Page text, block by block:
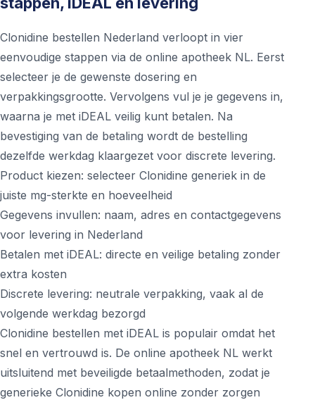
Clonidine bestellen Nederland verloopt in vier
eenvoudige stappen via de online apotheek NL. Eerst
selecteer je de gewenste dosering en
verpakkingsgrootte. Vervolgens vul je je gegevens in,
waarna je met iDEAL veilig kunt betalen. Na
bevestiging van de betaling wordt de bestelling
dezelfde werkdag klaargezet voor discrete levering.
Product kiezen: selecteer Clonidine generiek in de
juiste mg-sterkte en hoeveelheid
Gegevens invullen: naam, adres en contactgegevens
voor levering in Nederland
Betalen met iDEAL: directe en veilige betaling zonder
extra kosten
Discrete levering: neutrale verpakking, vaak al de
volgende werkdag bezorgd
Clonidine bestellen met iDEAL is populair omdat het
snel en vertrouwd is. De online apotheek NL werkt
uitsluitend met beveiligde betaalmethoden, zodat je
generieke Clonidine kopen online zonder zorgen